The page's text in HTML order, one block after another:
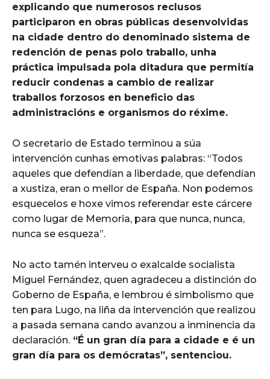
explicando que numerosos reclusos
participaron en obras públicas desenvolvidas
na cidade dentro do denominado sistema de
redención de penas polo traballo, unha
práctica impulsada pola ditadura que permitía
reducir condenas a cambio de realizar
traballos forzosos en beneficio das
administracións e organismos do réxime.
O secretario de Estado terminou a súa
intervención cunhas emotivas palabras: “Todos
aqueles que defendían a liberdade, que defendían
a xustiza, eran o mellor de España. Non podemos
esquecelos e hoxe vimos referendar este cárcere
como lugar de Memoria, para que nunca, nunca,
nunca se esqueza”.
No acto tamén interveu o exalcalde socialista
Miguel Fernández, quen agradeceu a distinción do
Goberno de España, e lembrou é simbolismo que
ten para Lugo, na liña da intervención que realizou
a pasada semana cando avanzou a inminencia da
declaración. “É un gran día para a cidade e é un
gran día para os demócratas”, sentenciou.